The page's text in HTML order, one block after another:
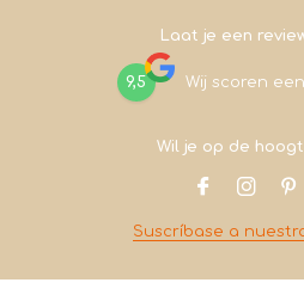
Laat je een
9,5 Wij scoren een
Wil je op de
Suscríbase a